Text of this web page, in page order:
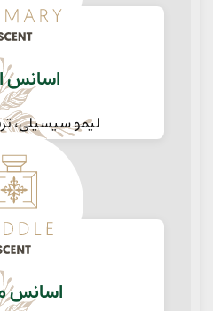
اسانس
لیمو سیسیلی،
اسانس